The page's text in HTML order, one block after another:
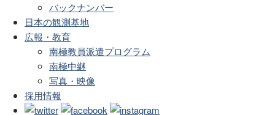
バックナンバー
日本の観測基地
広報・教育
南極教員派遣プログラム
南極中継
写真・映像
採用情報